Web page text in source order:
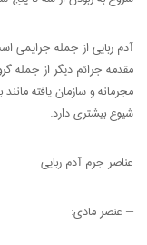
آدم ربایی از جمله جرایمی
مقدمه جرائم دیگر از جمله
مجرمانه و سازمان یافته
شیوع بیشتری دارد.
عناصر جرم آدم ربایی
– عنصر مادی: